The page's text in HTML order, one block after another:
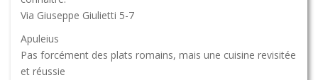
Via Giuseppe Giulietti 5-7
Apuleius
Pas forcément des plats romains, mais une cuisine revisitée
et réussie